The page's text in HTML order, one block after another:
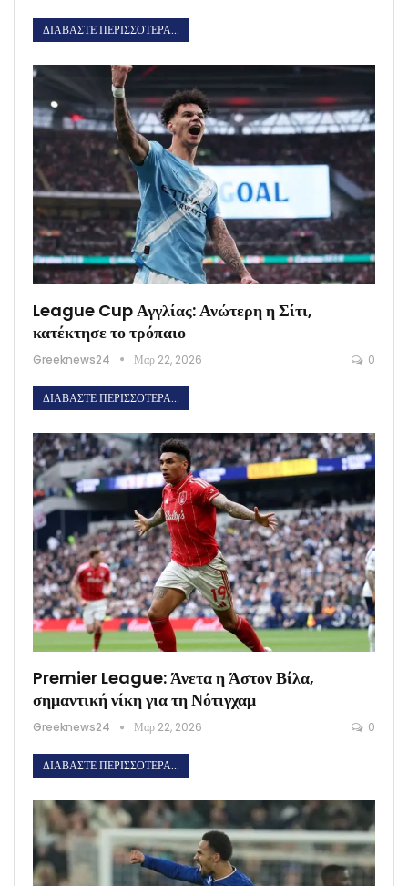
ΔΙΑΒΆΣΤΕ ΠΕΡΙΣΣΌΤΕΡΑ...
League Cup Αγγλίας: Ανώτερη η Σίτι,
κατέκτησε το τρόπαιο
Greeknews24 Μαρ 22, 2026 0
ΔΙΑΒΆΣΤΕ ΠΕΡΙΣΣΌΤΕΡΑ...
Premier League: Άνετα η Άστον Βίλα,
σημαντική νίκη για τη Νότιγχαμ
Greeknews24 Μαρ 22, 2026 0
ΔΙΑΒΆΣΤΕ ΠΕΡΙΣΣΌΤΕΡΑ...